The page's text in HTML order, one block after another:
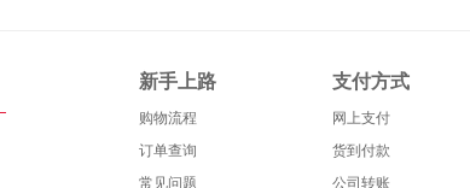
新手上路
购物流程
订单查询
常见问题
支付方式
网上支付
货到付款
公司转账